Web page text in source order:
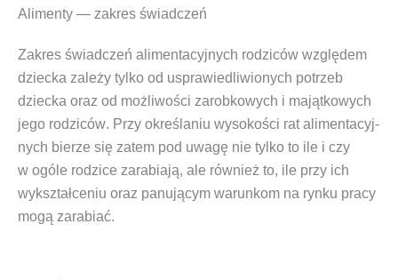
Alimenty — zakres świadczeń
Zakres świad­czeń ali­men­ta­cyj­nych rodzi­ców wzglę­dem
dziec­ka zale­ży tyl­ko od uspra­wie­dli­wio­nych potrzeb
dziec­ka oraz od moż­li­wo­ści zarob­ko­wych i mająt­ko­wych
jego rodzi­ców. Przy okre­śla­niu wyso­ko­ści rat ali­men­ta­cyj­
nych bie­rze się zatem pod uwa­gę nie tyl­ko to ile i czy
w ogó­le rodzi­ce zara­bia­ją, ale rów­nież to, ile przy ich
wykształ­ce­niu oraz panu­ją­cym warun­kom na ryn­ku pra­cy
mogą zara­biać.